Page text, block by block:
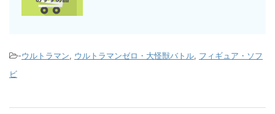
-ウルトラマン, ウルトラマンゼロ・大怪獣バトル, フィギュア・ソフ
ビ